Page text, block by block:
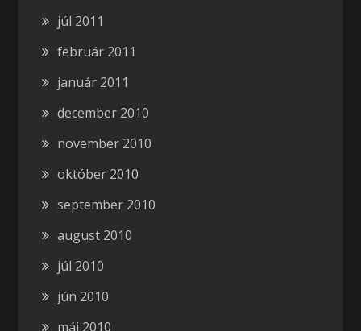
júl 2011
február 2011
január 2011
december 2010
november 2010
október 2010
september 2010
august 2010
júl 2010
jún 2010
máj 2010